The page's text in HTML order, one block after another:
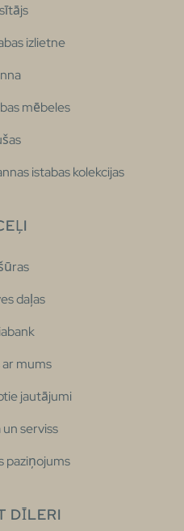
izlietne
mēbeles
istabas kolekcijas
daļas
ar mums
jautājumi
serviss
paziņojums
DĪLERI